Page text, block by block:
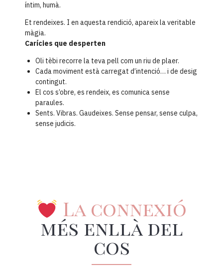
íntim, humà.
Et rendeixes. I en aquesta rendició, apareix la veritable
màgia.
Carícies que desperten
Oli tèbi recorre la teva pell com un riu de plaer.
Cada moviment està carregat d’intenció… i de desig
contingut.
El cos s’obre, es rendeix, es comunica sense
paraules.
Sents. Vibras. Gaudeixes. Sense pensar, sense culpa,
sense judicis.
La connexió
més enllà del
cos